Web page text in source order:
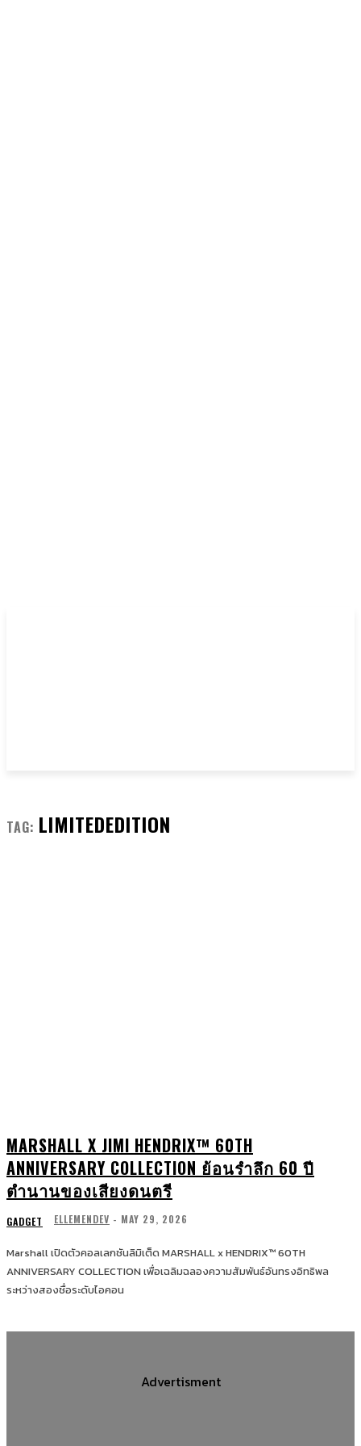
TAG: LIMITEDEDITION
MARSHALL X JIMI HENDRIX™ 60TH
ANNIVERSARY COLLECTION ย้อนรำลึก 60 ปี
ตำนานของเสียงดนตรี
GADGET ELLEMENDEV - MAY 29, 2026
Marshall เปิดตัวคอลเลกชันลิมิเต็ด MARSHALL x HENDRIX™ 60TH
ANNIVERSARY COLLECTION เพื่อเฉลิมฉลองความสัมพันธ์อันทรงอิทธิพล
ระหว่างสองชื่อระดับไอคอน
Advertisment